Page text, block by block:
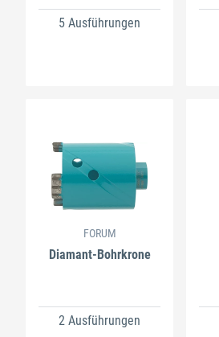
5 Ausführungen
FORUM
Diamant-Bohrkrone
2 Ausführungen